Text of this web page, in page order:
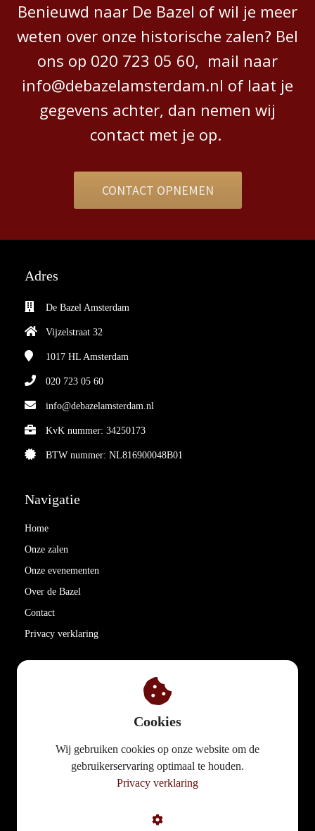
Benieuwd naar De Bazel of wil je meer
weten over onze historische zalen? Bel
ons op 020 723 05 60, mail naar
info@debazelamsterdam.nl of laat je
gegevens achter, dan nemen wij
contact met je op.
CONTACT OPNEMEN
Adres
De Bazel Amsterdam
Vijzelstraat 32
1017 HL Amsterdam
020 723 05 60
info@debazelamsterdam.nl
KvK nummer: 34250173
BTW nummer: NL816900048B01
Navigatie
Home
Onze zalen
Onze evenementen
Over de Bazel
Contact
Privacy verklaring
Cookies
Wij gebruiken cookies op onze website om de
gebruikerservaring optimaal te houden.
Privacy verklaring